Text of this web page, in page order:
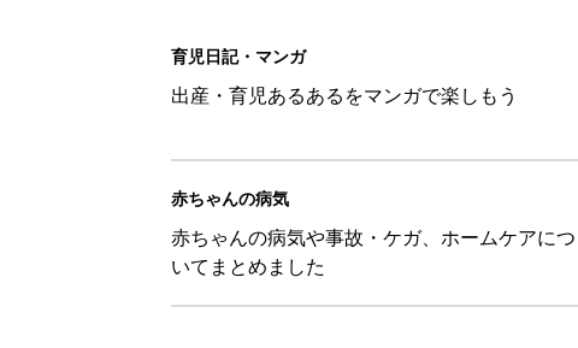
見守る目線を写真に！ママのための撮
赤ちゃん・育児
『今、戦車待ち』に爆笑！ママたちの
赤ちゃん・育児
8月8日生まれはこんな人 365日のお